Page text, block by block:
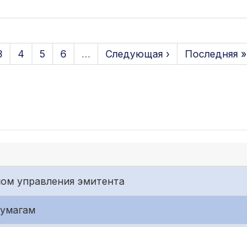
4 5 6 … Следующая › Последняя »
управления эмитента